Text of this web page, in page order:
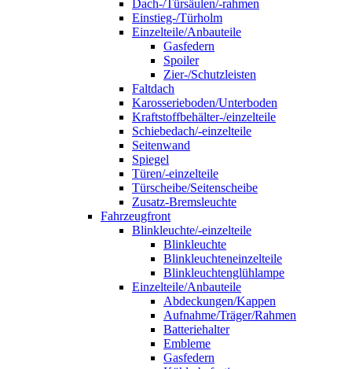
Dach-/Türsäulen/-rahmen
Einstieg-/Türholm
Einzelteile/Anbauteile
Gasfedern
Spoiler
Zier-/Schutzleisten
Faltdach
Karosserieboden/Unterboden
Kraftstoffbehälter-/einzelteile
Schiebedach/-einzelteile
Seitenwand
Spiegel
Türen/-einzelteile
Türscheibe/Seitenscheibe
Zusatz-Bremsleuchte
Fahrzeugfront
Blinkleuchte/-einzelteile
Blinkleuchte
Blinkleuchteneinzelteile
Blinkleuchtenglühlampe
Einzelteile/Anbauteile
Abdeckungen/Kappen
Aufnahme/Träger/Rahmen
Batteriehalter
Embleme
Gasfedern